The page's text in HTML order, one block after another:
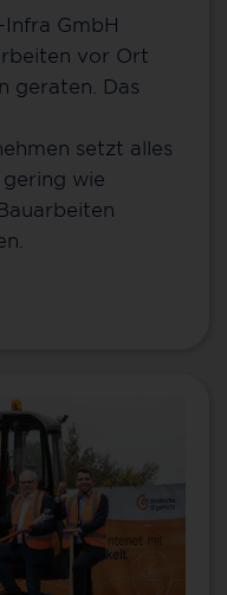
GmbH
vor Ort
geraten. Das
setzt alles
wie